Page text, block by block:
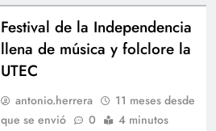
Festival de la Independencia
llena de música y folclore la
UTEC
antonio.herrera
11 meses desde
que se envió
0 4 minutos